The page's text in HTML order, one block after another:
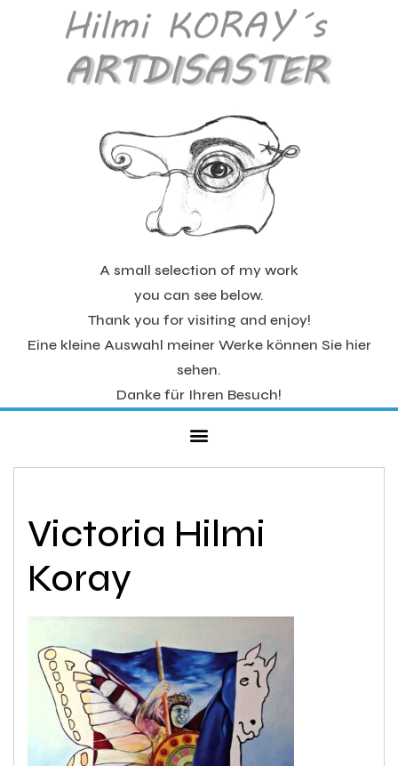
A small selection of my work
you can see below.
Thank you for visiting and enjoy!
Eine kleine Auswahl meiner Werke können Sie hier
sehen.
Danke für Ihren Besuch!
Victoria Hilmi
Koray